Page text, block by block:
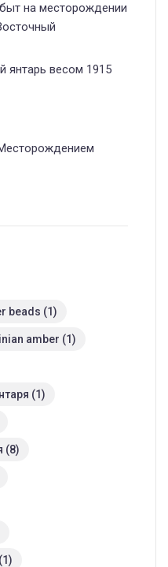
на месторождении
янтарь весом 1915
beads (1)
amber (1)
(1)
(8)
(1)